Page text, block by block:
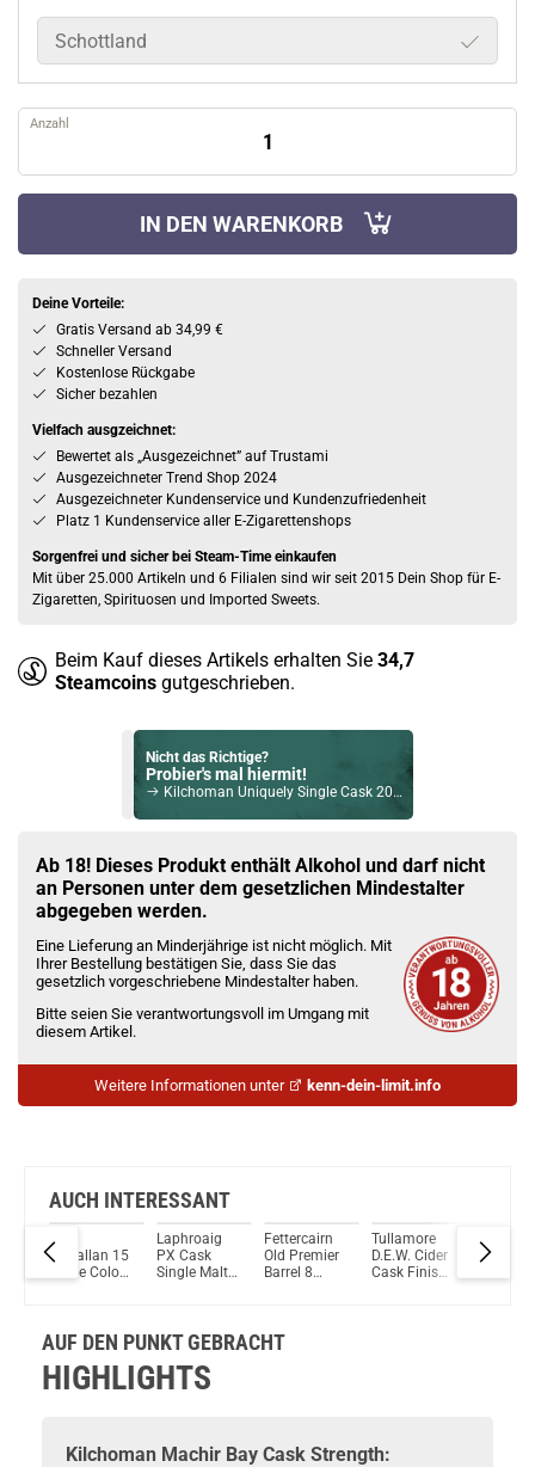
Schottland
Anzahl
IN DEN WARENKORB
Deine Vorteile:
Gratis Versand ab 34,99 €
Schneller Versand
Kostenlose Rückgabe
Sicher bezahlen
Vielfach ausgzeichnet:
Bewertet als „Ausgezeichnet” auf Trustami
Ausgezeichneter Trend Shop 2024
Ausgezeichneter Kundenservice und Kundenzufriedenheit
Platz 1 Kundenservice aller E-Zigarettenshops
Sorgenfrei und sicher bei Steam-Time einkaufen
Mit über 25.000 Artikeln und 6 Filialen sind wir seit 2015 Dein Shop für E-
Zigaretten, Spirituosen und Imported Sweets.
Beim Kauf dieses Artikels erhalten Sie 34,7
Steamcoins gutgeschrieben.
Nicht das Richtige?
Probier's mal hiermit!
Kilchoman Uniquely Single Cask 2014 Islay Single Malt Scotch Whisky 53,6% Vol. 700ml
Check das mal!
Appleton Estate Signature Blend Rum 40% Vol. 700ml
Du willst Kröten sparen?
Schau mal hier!
Asvape Touch Pod System 1,5ml 500mAh Kit Gold
Ab 18! Dieses Produkt enthält Alkohol und darf nicht
an Personen unter dem gesetzlichen Mindestalter
abgegeben werden.
Eine Lieferung an Minderjährige ist nicht möglich. Mit
Ihrer Bestellung bestätigen Sie, dass Sie das
gesetzlich vorgeschriebene Mindestalter haben.
Bitte seien Sie verantwortungsvoll im Umgang mit
diesem Artikel.
Weitere Informationen unter kenn-dein-limit.info
AUCH INTERESSANT
The
Macallan 15
Jahre Colour
Whisky 43%
Laphroaig
PX Cask
Single Malt
Fettercairn
Old Premier
Barrel 8
Vol. 700ml
Tullamore
D.E.W. Cider
Cask Finish
Ardbeg
Jahre
AUF DEN PUNKT GEBRACHT
HIGHLIGHTS
Kilchoman Machir Bay Cask Strength: